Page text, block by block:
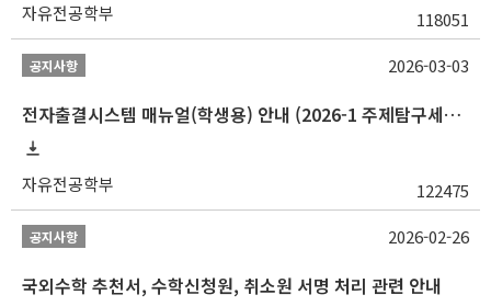
자유전공학부 118051
공지사항
전자출결시스템 매뉴얼(학생용) 안내 (2026-1 주제탐구세미나 1 (001 분반) 등)
자유전공학부 122475
2026-03-03
공지사항
국외수학 추천서, 수학신청원, 취소원 서명 처리 관련 안내
2026-02-26